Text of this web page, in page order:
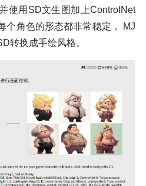
使用SD文生图加上ControlNet
个角色的形态都非常稳定， MJ
转换成手绘风格。